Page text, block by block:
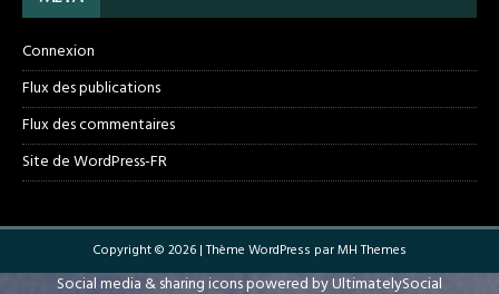
Connexion
Flux des publications
Flux des commentaires
Site de WordPress-FR
Copyright © 2026 | Thème WordPress parMH Themes
Social media & sharing icons powered byUltimatelySocial